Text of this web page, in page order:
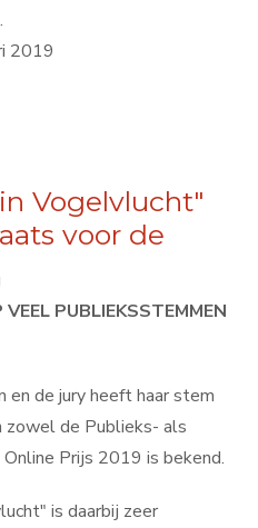
2019
Vogelvlucht"
voor de
PUBLIEKSSTEMMEN
de jury heeft haar stem
de Publieks- als
Online Prijs 2019 is bekend.
is daarbij zeer